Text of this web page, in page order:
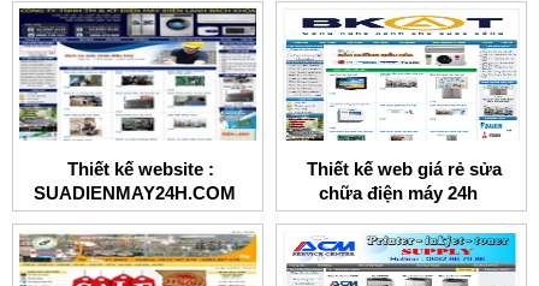
Thiết kế website :
SUADIENMAY24H.COM
Thiết kế web giá rẻ sửa
chữa điện máy 24h